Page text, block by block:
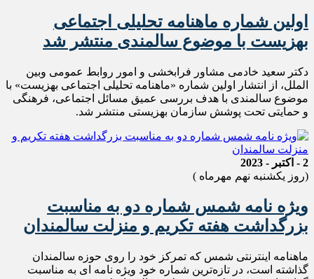
اولین شماره ماهنامه تحلیلی اجتماعی
بهزیست با موضوع سالمندی منتشر شد
دکتر سعید خادمی مشاور فرابخشی و امور روابط عمومی وبین
الملل، از انتشار اولین شماره «ماهنامه تحلیلی اجتماعی بهزیست» با
موضوع سالمندی با هدف بررسی عمیق مسائل اجتماعی، فرهنگی
و حمایتی تحت پوشش سازمان بهزیستی منتشر شد.
2 - اکتبر - 2023
(روز یکشنبه نهم مهرماه )
ویژه نامه شمس شماره دو به مناسبت
بزرگداشت هفته تکریم و منزلت سالمندان
ماهنامه اینترنتی شمس که تمرکز خود را روی حوزه سالمندان
گذاشته است، در تازه‌ترین شماره خود ویژه نامه ای به مناسبت